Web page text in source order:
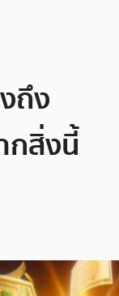
ถึง
กสิ่งนี้